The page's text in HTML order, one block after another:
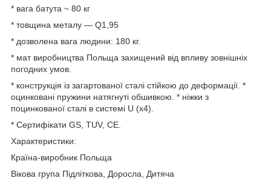
* вага батута ~ 80 кг
* товщина металу — Q1,95
* дозволена вага людини: 180 кг.
* мат виробництва Польща захищений від впливу зовнішніх
погодних умов.
* конструкція із загартованої сталі стійкою до деформації. *
оцинковані пружини натягнуті обшивкою. * ніжки з
поцинкованої сталі в системі U (x4).
* Сертифікати GS, TUV, CE.
Характеристики:
Країна-виробник Польща
Вікова група Підліткова, Доросла, Дитяча